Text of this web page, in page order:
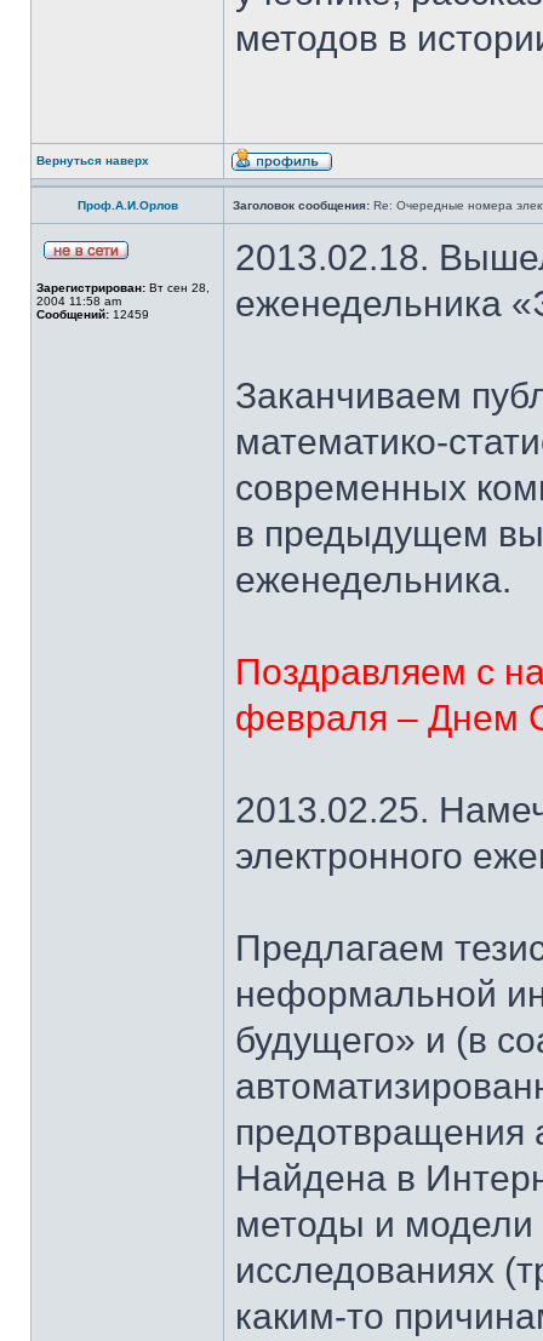
методов в
Вернуться наверх
Проф.А.И.Орлов Заголовок сообщения: Re: Очередные номера
Зарегистрирован: Вт сен 28,
2004 11:58 am
Сообщений: 12459
2013.02.18.
еженедельника
Заканчиваем
математико-
современных
в предыдущем
еженедельника.
Поздравляем с
февраля – Днем
2013.02.25.
электронного
Предлагаем
неформальной
будущего» и (в
предотвращения
Найдена в
методы и модели
исследованиях
каким-то